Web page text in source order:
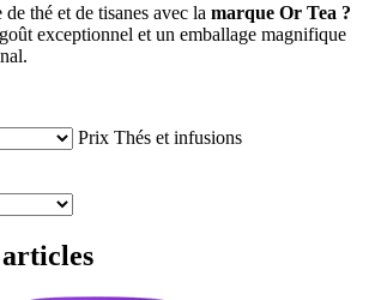
thé et de tisanes avec la marque Or Tea ?
exceptionnel et un emballage magnifique
Prix Thés et infusions